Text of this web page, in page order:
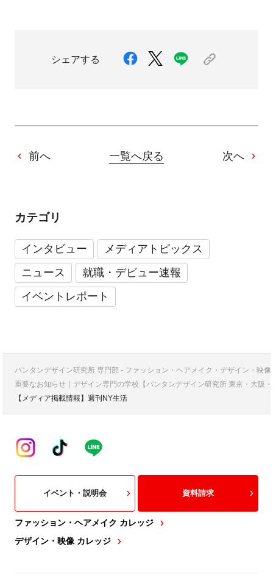
シェアする
前へ 一覧へ戻る 次へ
カテゴリ
インタビュー
メディアトピックス
ニュース
就職・デビュー速報
イベントレポート
バンタンデザイン研究所 専門部 - ファッション・ヘアメイク・デザイン・映
重要なお知らせ｜デザイン専門の学校【バンタンデザイン研究所 東京・大阪
【メディア掲載情報】週刊NY生活
ファッション・ヘアメイク カレッジ
デザイン・映像 カレッジ
イベント・説明会 資料請求